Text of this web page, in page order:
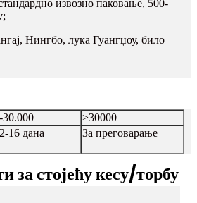
извозно паковање, 500-
Нингбо, лука Гуангџоу, било
30.000
>30000
16 дана За преговарање
за стојећу кесу/торбу